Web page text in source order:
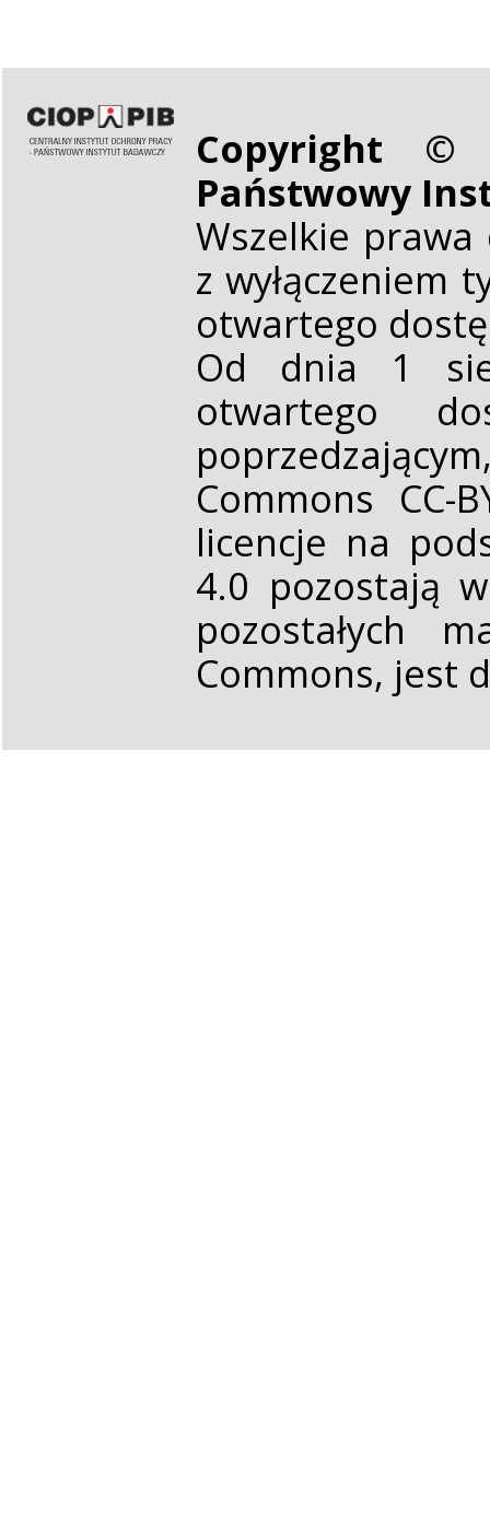
Copyright ©
Państwowy
Wszelkie
z wyłączeniem
otwartego
Od dnia 1
otwartego
Commons CC-
licencje na
4.0 pozostają
pozostałych
Commons, jest